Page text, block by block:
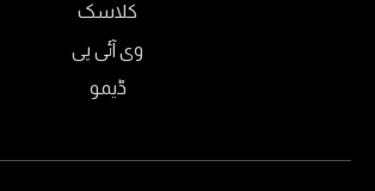
کلاسک
وی آئی پی
ڈیمو